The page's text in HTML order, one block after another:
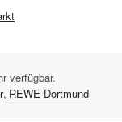
verfügbar.
, REWE Dortmund